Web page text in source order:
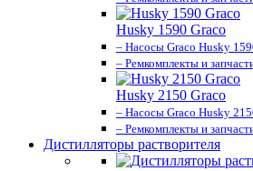
Husky 1590 Graco
– Насосы Graco Husky
– Ремкомплекты и
Husky 2150 Graco
– Насосы Graco Husky
– Ремкомплекты и
Дистилляторы растворителя